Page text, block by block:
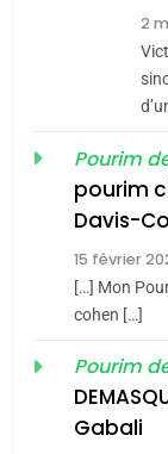
2
Pourim
pourim
Davis-
15 février
[…] Mon
cohen […]
Pourim
Gabali